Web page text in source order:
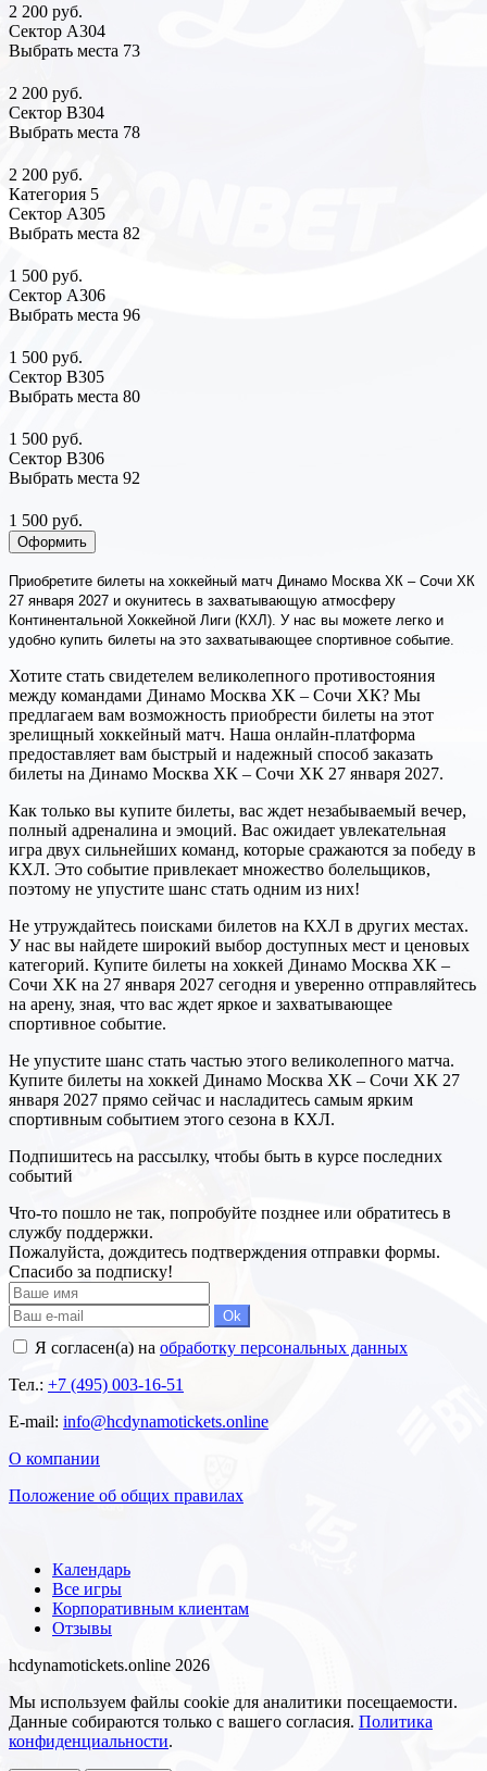
2 200 руб.
Сектор А304
Выбрать места 73
2 200 руб.
Сектор В304
Выбрать места 78
2 200 руб.
Категория 5
Сектор А305
Выбрать места 82
1 500 руб.
Сектор А306
Выбрать места 96
1 500 руб.
Сектор В305
Выбрать места 80
1 500 руб.
Сектор В306
Выбрать места 92
1 500 руб.
Оформить
Приобретите билеты на хоккейный матч Динамо Москва ХК – Сочи ХК
27 января 2027 и окунитесь в захватывающую атмосферу
Континентальной Хоккейной Лиги (КХЛ). У нас вы можете легко и
удобно купить билеты на это захватывающее спортивное событие.
Хотите стать свидетелем великолепного противостояния
между командами Динамо Москва ХК – Сочи ХК? Мы
предлагаем вам возможность приобрести билеты на этот
зрелищный хоккейный матч. Наша онлайн-платформа
предоставляет вам быстрый и надежный способ заказать
билеты на Динамо Москва ХК – Сочи ХК 27 января 2027.
Как только вы купите билеты, вас ждет незабываемый вечер,
полный адреналина и эмоций. Вас ожидает увлекательная
игра двух сильнейших команд, которые сражаются за победу в
КХЛ. Это событие привлекает множество болельщиков,
поэтому не упустите шанс стать одним из них!
Не утруждайтесь поисками билетов на КХЛ в других местах.
У нас вы найдете широкий выбор доступных мест и ценовых
категорий. Купите билеты на хоккей Динамо Москва ХК –
Сочи ХК на 27 января 2027 сегодня и уверенно отправляйтесь
на арену, зная, что вас ждет яркое и захватывающее
спортивное событие.
Не упустите шанс стать частью этого великолепного матча.
Купите билеты на хоккей Динамо Москва ХК – Сочи ХК 27
января 2027 прямо сейчас и насладитесь самым ярким
спортивным событием этого сезона в КХЛ.
Подпишитесь на рассылку, чтобы быть в курсе последних
событий
Что-то пошло не так, попробуйте позднее или обратитесь в
службу поддержки.
Пожалуйста, дождитесь подтверждения отправки формы.
Спасибо за подписку!
Ok
Я согласен(а) на обработку персональных данных
Тел.: +7 (495) 003-16-51
E-mail: info@hcdynamotickets.online
О компании
Положение об общих правилах
Календарь
Все игры
Корпоративным клиентам
Отзывы
hcdynamotickets.online 2026
Мы используем файлы cookie для аналитики посещаемости.
Данные собираются только с вашего согласия. Политика
конфиденциальности.